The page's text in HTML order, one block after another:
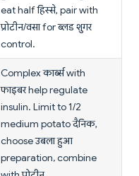
eat half हिस्से, pair with
प्रोटीन/वसा for ब्लड शुगर
control.
Complex कार्ब्स with
फाइबर help regulate
insulin. Limit to 1/2
medium potato दैनिक,
choose उबला हुआ
preparation, combine